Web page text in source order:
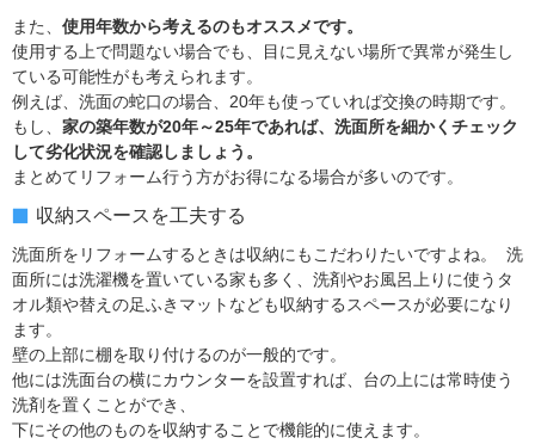
また、 使用年数から考えるのもオススメです。
使用する上で問題ない場合でも、目に見えない場所で異常が発生し
ている可能性がも考えられます。
例えば、洗面の蛇口の場合、20年も使っていれば交換の時期です。
もし、 家の築年数が20年～25年であれば、洗面所を細かくチェック
して劣化状況を確認しましょう。
まとめてリフォーム行う方がお得になる場合が多いのです。
収納スペースを工夫する
洗面所をリフォームするときは収納にもこだわりたいですよね。 洗
面所には洗濯機を置いている家も多く、洗剤やお風呂上りに使うタ
オル類や替えの足ふきマットなども収納するスペースが必要になり
ます。
壁の上部に棚を取り付けるのが一般的です。
他には洗面台の横にカウンターを設置すれば、台の上には常時使う
洗剤を置くことができ、
下にその他のものを収納することで機能的に使えます。